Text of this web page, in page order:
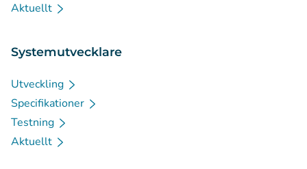
Aktuellt
Systemutvecklare
Utveckling
Specifikationer
Testning
Aktuellt